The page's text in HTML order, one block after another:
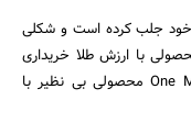
خود جلب کرده است و شکلی
با ارزش طلا خریداری
کرده اید. عطر مردانه One Million Priv Paco Raban محصولی بی نظیر با